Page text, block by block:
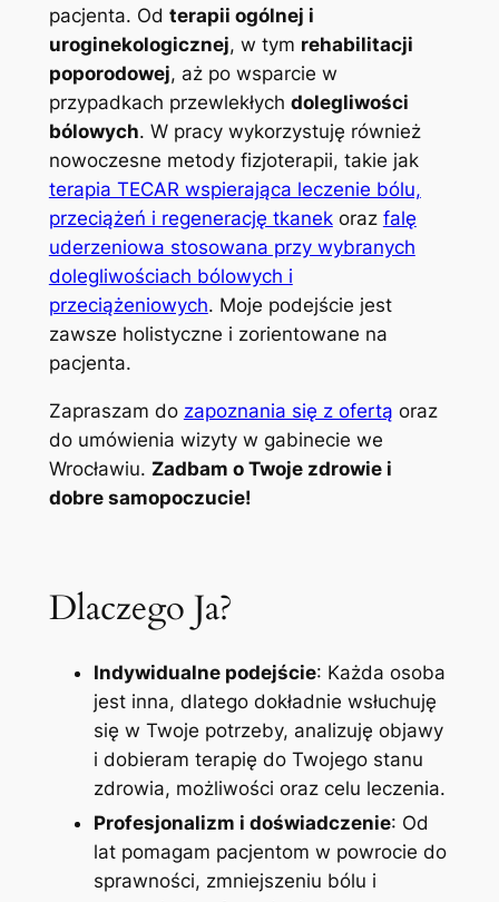
pacjenta. Od terapii ogólnej i
uroginekologicznej, w tym rehabilitacji
poporodowej, aż po wsparcie w
przypadkach przewlekłych dolegliwości
bólowych. W pracy wykorzystuję również
nowoczesne metody fizjoterapii, takie jak
terapia TECAR wspierająca leczenie bólu,
przeciążeń i regenerację tkanekoraz falę
uderzeniowa stosowana przy wybranych
dolegliwościach bólowych i
przeciążeniowych. Moje podejście jest
zawsze holistyczne i zorientowane na
pacjenta.
Zapraszam do zapoznania się z ofertą oraz
do umówienia wizyty w gabinecie we
Wrocławiu. Zadbam o Twoje zdrowie i
dobre samopoczucie!
Dlaczego Ja?
Indywidualne podejście: Każda osoba
jest inna, dlatego dokładnie wsłuchuję
się w Twoje potrzeby, analizuję objawy
i dobieram terapię do Twojego stanu
zdrowia, możliwości oraz celu leczenia.
Profesjonalizm i doświadczenie: Od
lat pomagam pacjentom w powrocie do
sprawności, zmniejszeniu bólu i